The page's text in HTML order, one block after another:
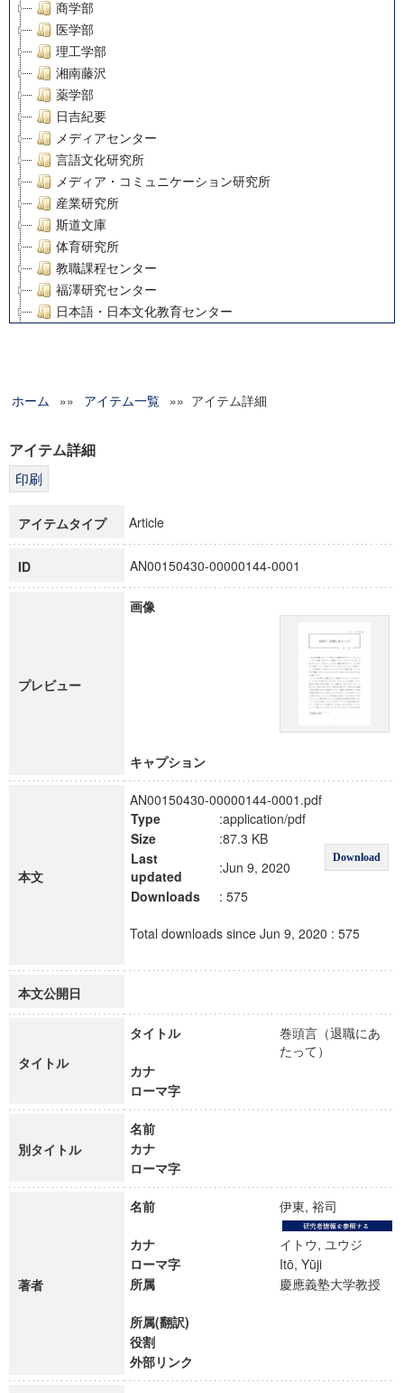
商学部
医学部
理工学部
湘南藤沢
薬学部
日吉紀要
メディアセンター
言語文化研究所
メディア・コミュニケーション研究所
産業研究所
斯道文庫
体育研究所
教職課程センター
福澤研究センター
日本語・日本文化教育センター
グローバルリサーチインスティテュート
科学研究費補助金研究成果報告書
博士課程教育リーディングプログラム「超成熟社会発展のサ
ホーム »» アイテム一覧 »» アイテム詳細
アイテム詳細
アイテムタイプ Article
ID AN00150430-00000144-0001
プレビュー
画像
キャプション
本文
AN00150430-00000144-0001.pdf
Type
:application/pdf
Download
Size
:87.3 KB
Last
updated
:Jun 9, 2020
Downloads
: 575
Total downloads since Jun 9, 2020 : 575
本文公開日
タイトル
タイトル
巻頭言（退職にあ
たって）
カナ
ローマ字
別タイトル
名前
カナ
ローマ字
著者
名前 伊東, 裕司
カナ
イトウ, ユウジ
ローマ字
Itō, Yūji
所属
慶應義塾大学教授
所属(翻訳)
役割
外部リンク